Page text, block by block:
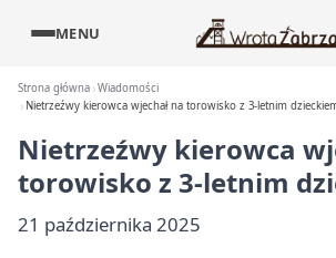
MENU
Strona główna Wiadomości
Nietrzeźwy kierowca wjechał na torowisko z 3‑letnim
Nietrzeźwy kierowca
torowisko z 3‑letnim
21 października 2025